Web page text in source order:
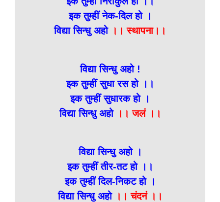
इक तुम्हीं नेक-दिल हो ।
विद्या सिन्धु अहो ।। स्थापना।।
विद्या सिन्धु अहो !
इक तुम्हीं सुधा रस हो ।।
इक तुम्हीं सुधारक हो ।
विद्या सिन्धु अहो।। जलं ।।
विद्या सिन्धु अहो ।
इक तुम्हीं तीर-तट हो ।।
इक तुम्हीं दिल-निकट हो ।
विद्या सिन्धु अहो।। चंदनं ।।